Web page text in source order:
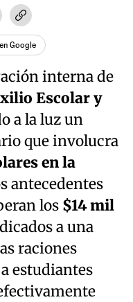
Google
interna de
Escolar y
a la luz un
que involucra
en la
antecedentes
los $14 mil
a una
raciones
estudiantes